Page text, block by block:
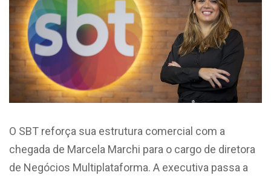
O SBT reforça sua estrutura comercial com a
chegada de Marcela Marchi para o cargo de diretora
de Negócios Multiplataforma. A executiva passa a